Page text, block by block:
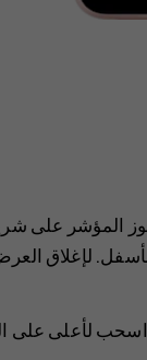
المؤشر على
لإغلاق
اسحب لأعلى على